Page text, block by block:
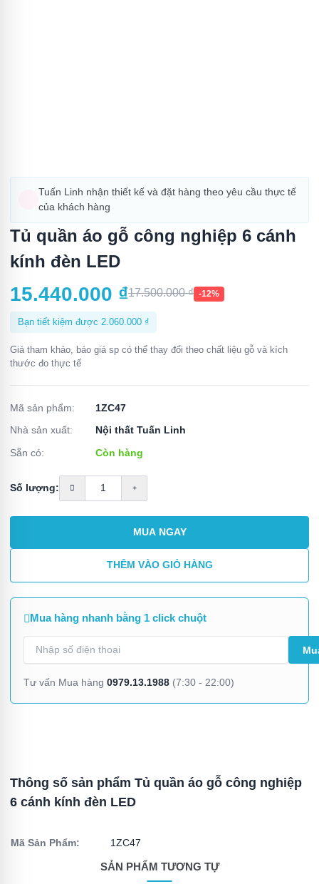
Tuấn Linh nhận thiết kế và đặt hàng theo yêu cầu thực tế
của khách hàng
Tủ quần áo gỗ công nghiệp 6 cánh
kính đèn LED
15.440.000 ₫17.500.000₫ -12%
Bạn tiết kiệm được 2.060.000 ₫
Giá tham khảo, báo giá sp có thể thay đổi theo chất liệu gỗ và kích
thước đo thực tế
Mã sản phẩm:
1ZC47
Nhà sản xuất:
Nội thất Tuấn Linh
Sẵn có:
Còn hàng
Số lượng:
MUA NGAY
THÊM VÀO GIỎ HÀNG
Mua hàng nhanh bằng 1 click chuột
Tư vấn Mua hàng 0979.13.1988(7:30 - 22:00)
Thông số sản phẩm Tủ quần áo gỗ công nghiệp
6 cánh kính đèn LED
Mã Sản Phẩm: 1ZC47
SẢN PHẨM TƯƠNG TỰ